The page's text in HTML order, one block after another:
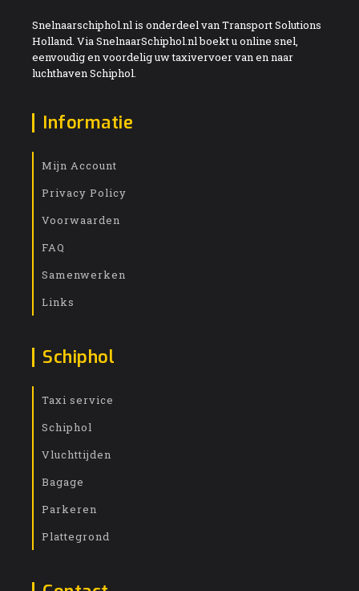
Snelnaarschiphol.nl is onderdeel van Transport Solutions
Holland. Via SnelnaarSchiphol.nl boekt u online snel,
eenvoudig en voordelig uw taxivervoer van en naar
luchthaven Schiphol.
Informatie
Mijn Account
Privacy Policy
Voorwaarden
FAQ
Samenwerken
Links
Schiphol
Taxi service
Schiphol
Vluchttijden
Bagage
Parkeren
Plattegrond